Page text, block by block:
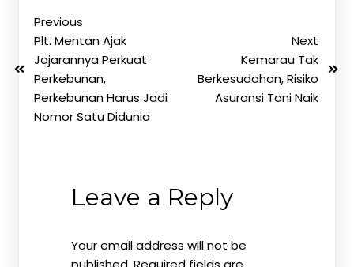
Previous
Plt. Mentan Ajak
Jajarannya Perkuat
Perkebunan,
Perkebunan Harus Jadi
Nomor Satu Didunia
Next
Kemarau Tak
Berkesudahan, Risiko
Asuransi Tani Naik
Leave a Reply
Your email address will not be